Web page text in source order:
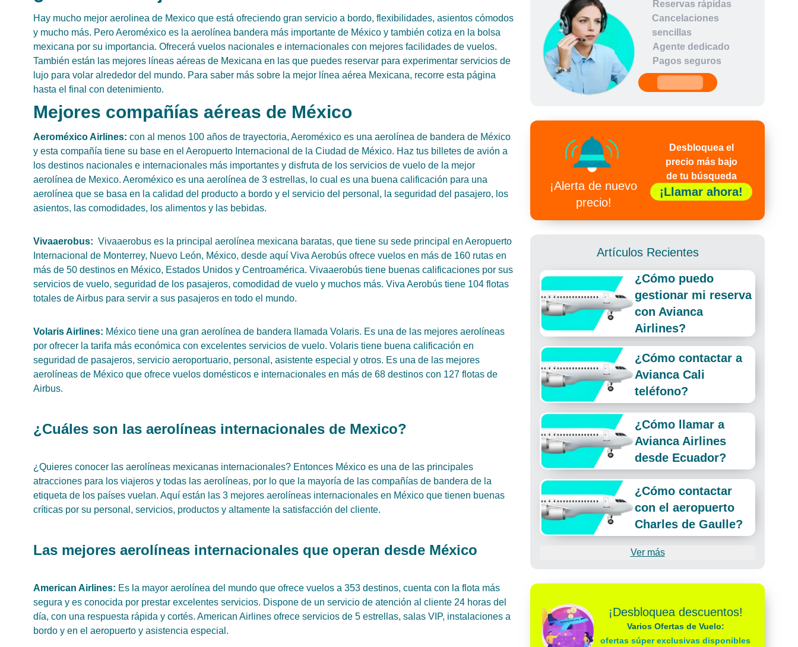
Hay mucho mejor aerolinea de Mexico que está ofreciendo gran servicio a bordo, flexibilidades, asientos cómodos
y mucho más. Pero Aeroméxico es la aerolínea bandera más importante de México y también cotiza en la bolsa
mexicana por su importancia. Ofrecerá vuelos nacionales e internacionales con mejores facilidades de vuelos.
También están las mejores líneas aéreas de Mexicana en las que puedes reservar para experimentar servicios de
lujo para volar alrededor del mundo. Para saber más sobre la mejor línea aérea Mexicana, recorre esta página
hasta el final con detenimiento.
Mejores compañías aéreas de México
Aeroméxico Airlines: con al menos 100 años de trayectoria, Aeroméxico es una aerolínea de bandera de México
y esta compañía tiene su base en el Aeropuerto Internacional de la Ciudad de México. Haz tus billetes de avión a
los destinos nacionales e internacionales más importantes y disfruta de los servicios de vuelo de la mejor
aerolínea de Mexico. Aeroméxico es una aerolínea de 3 estrellas, lo cual es una buena calificación para una
aerolínea que se basa en la calidad del producto a bordo y el servicio del personal, la seguridad del pasajero, los
asientos, las comodidades, los alimentos y las bebidas.
Vivaaerobus: Vivaaerobus es la principal aerolínea mexicana baratas, que tiene su sede principal en Aeropuerto
Internacional de Monterrey, Nuevo León, México, desde aquí Viva Aerobús ofrece vuelos en más de 160 rutas en
más de 50 destinos en México, Estados Unidos y Centroamérica. Vivaaerobús tiene buenas calificaciones por sus
servicios de vuelo, seguridad de los pasajeros, comodidad de vuelo y muchos más. Viva Aerobús tiene 104 flotas
totales de Airbus para servir a sus pasajeros en todo el mundo.
Volaris Airlines: México tiene una gran aerolínea de bandera llamada Volaris. Es una de las mejores aerolíneas
por ofrecer la tarifa más económica con excelentes servicios de vuelo. Volaris tiene buena calificación en
seguridad de pasajeros, servicio aeroportuario, personal, asistente especial y otros. Es una de las mejores
aerolíneas de México que ofrece vuelos domésticos e internacionales en más de 68 destinos con 127 flotas de
Airbus.
¿Cuáles son las aerolíneas internacionales de Mexico?
¿Quieres conocer las aerolíneas mexicanas internacionales? Entonces México es una de las principales
atracciones para los viajeros y todas las aerolíneas, por lo que la mayoría de las compañías de bandera de la
etiqueta de los países vuelan. Aquí están las 3 mejores aerolíneas internacionales en México que tienen buenas
críticas por su personal, servicios, productos y altamente la satisfacción del cliente.
Las mejores aerolíneas internacionales que operan desde México
American Airlines: Es la mayor aerolínea del mundo que ofrece vuelos a 353 destinos, cuenta con la flota más
segura y es conocida por prestar excelentes servicios. Dispone de un servicio de atención al cliente 24 horas del
día, con una respuesta rápida y cortés. American Airlines ofrece servicios de 5 estrellas, salas VIP, instalaciones a
bordo y en el aeropuerto y asistencia especial.
Reservas rápidas
Cancelaciones
sencillas
Agente dedicado
Pagos seguros
¡Alerta de nuevo
precio!
Desbloquea el
precio más bajo
de tu búsqueda
¡Llamar ahora!
Artículos Recientes
¿Cómo puedo
gestionar mi reserva
con Avianca
Airlines?
¿Cómo contactar a
Avianca Cali
teléfono?
¿Cómo llamar a
Avianca Airlines
desde Ecuador?
¿Cómo contactar
con el aeropuerto
Charles de Gaulle?
Ver más
¡Desbloquea descuentos!
Varios Ofertas de Vuelo:
ofertas súper exclusivas disponibles